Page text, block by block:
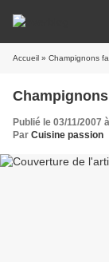
Accueil » Champignons
Publié le 03/11/2007
Par Cuisine passion